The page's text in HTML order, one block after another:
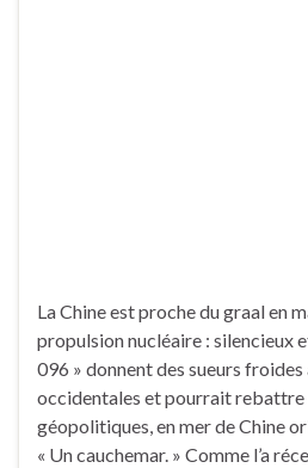
La Chine est proche du graal en
propulsion nucléaire : silencieux
096 » donnent des sueurs froides
occidentales et pourrait rebattre
géopolitiques, en mer de Chine
« Un cauchemar. » Comme l’a